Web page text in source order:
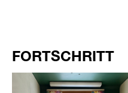
FORTSCHRITT